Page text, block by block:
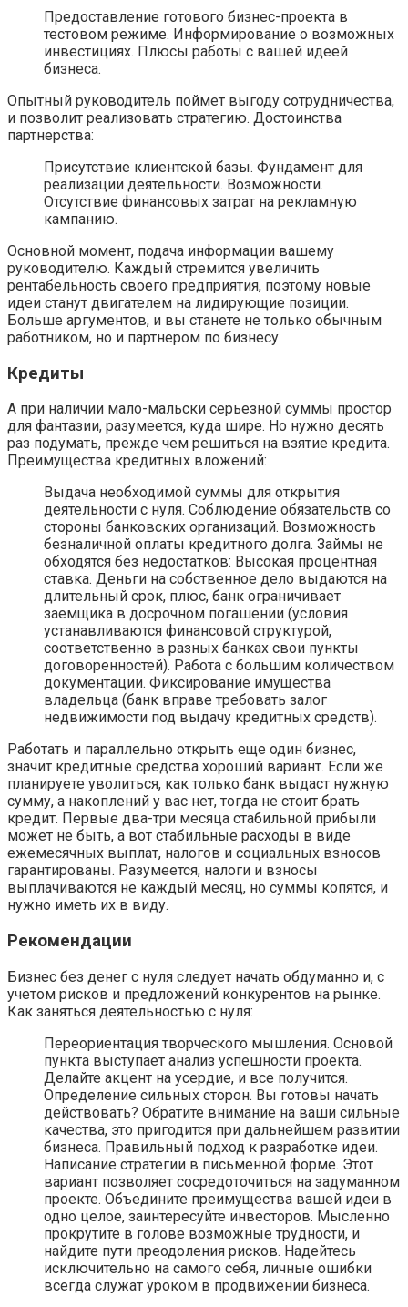
Предоставление готового бизнес-проекта в
тестовом режиме. Информирование о возможных
инвестициях. Плюсы работы с вашей идеей
бизнеса.
Опытный руководитель поймет выгоду сотрудничества,
и позволит реализовать стратегию. Достоинства
партнерства:
Присутствие клиентской базы. Фундамент для
реализации деятельности. Возможности.
Отсутствие финансовых затрат на рекламную
кампанию.
Основной момент, подача информации вашему
руководителю. Каждый стремится увеличить
рентабельность своего предприятия, поэтому новые
идеи станут двигателем на лидирующие позиции.
Больше аргументов, и вы станете не только обычным
работником, но и партнером по бизнесу.
Кредиты
А при наличии мало-мальски серьезной суммы простор
для фантазии, разумеется, куда шире. Но нужно десять
раз подумать, прежде чем решиться на взятие кредита.
Преимущества кредитных вложений:
Выдача необходимой суммы для открытия
деятельности с нуля. Соблюдение обязательств со
стороны банковских организаций. Возможность
безналичной оплаты кредитного долга. Займы не
обходятся без недостатков: Высокая процентная
ставка. Деньги на собственное дело выдаются на
длительный срок, плюс, банк ограничивает
заемщика в досрочном погашении (условия
устанавливаются финансовой структурой,
соответственно в разных банках свои пункты
договоренностей). Работа с большим количеством
документации. Фиксирование имущества
владельца (банк вправе требовать залог
недвижимости под выдачу кредитных средств).
Работать и параллельно открыть еще один бизнес,
значит кредитные средства хороший вариант. Если же
планируете уволиться, как только банк выдаст нужную
сумму, а накоплений у вас нет, тогда не стоит брать
кредит. Первые два-три месяца стабильной прибыли
может не быть, а вот стабильные расходы в виде
ежемесячных выплат, налогов и социальных взносов
гарантированы. Разумеется, налоги и взносы
выплачиваются не каждый месяц, но суммы копятся, и
нужно иметь их в виду.
Рекомендации
Бизнес без денег с нуля следует начать обдуманно и, с
учетом рисков и предложений конкурентов на рынке.
Как заняться деятельностью с нуля:
Переориентация творческого мышления. Основой
пункта выступает анализ успешности проекта.
Делайте акцент на усердие, и все получится.
Определение сильных сторон. Вы готовы начать
действовать? Обратите внимание на ваши сильные
качества, это пригодится при дальнейшем развитии
бизнеса. Правильный подход к разработке идеи.
Написание стратегии в письменной форме. Этот
вариант позволяет сосредоточиться на задуманном
проекте. Объедините преимущества вашей идеи в
одно целое, заинтересуйте инвесторов. Мысленно
прокрутите в голове возможные трудности, и
найдите пути преодоления рисков. Надейтесь
исключительно на самого себя, личные ошибки
всегда служат уроком в продвижении бизнеса.